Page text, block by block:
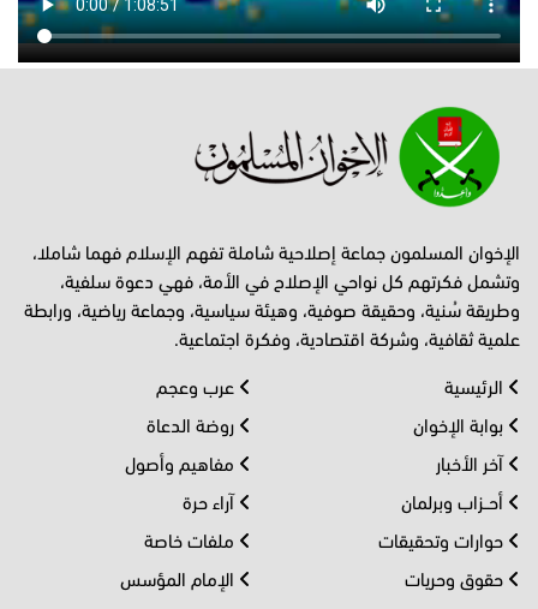
الإخوان المسلمون جماعة إصلاحية شاملة تفهم الإسلام فهما شاملا،
وتشمل فكرتهم كل نواحي الإصلاح في الأمة، فهي دعوة سلفية،
وطريقة سُنية، وحقيقة صوفية، وهيئة سياسية، وجماعة رياضية، ورابطة
علمية ثقافية، وشركة اقتصادية، وفكرة اجتماعية.
الرئيسية
بوابة الإخوان
آخر الأخبار
أحــزاب وبرلمان
حوارات وتحقيقات
حقوق وحريات
عرب وعجم
روضة الدعاة
مفاهيم وأصول
آراء حرة
ملفات خاصة
الإمام المؤسس